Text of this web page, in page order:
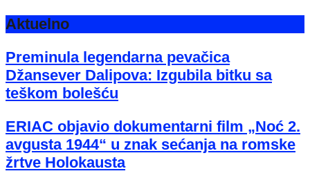
Aktuelno
Preminula legendarna pevačica
Džansever Dalipova: Izgubila bitku sa
teškom bolešću
ERIAC objavio dokumentarni film „Noć 2.
avgusta 1944“ u znak sećanja na romske
žrtve Holokausta